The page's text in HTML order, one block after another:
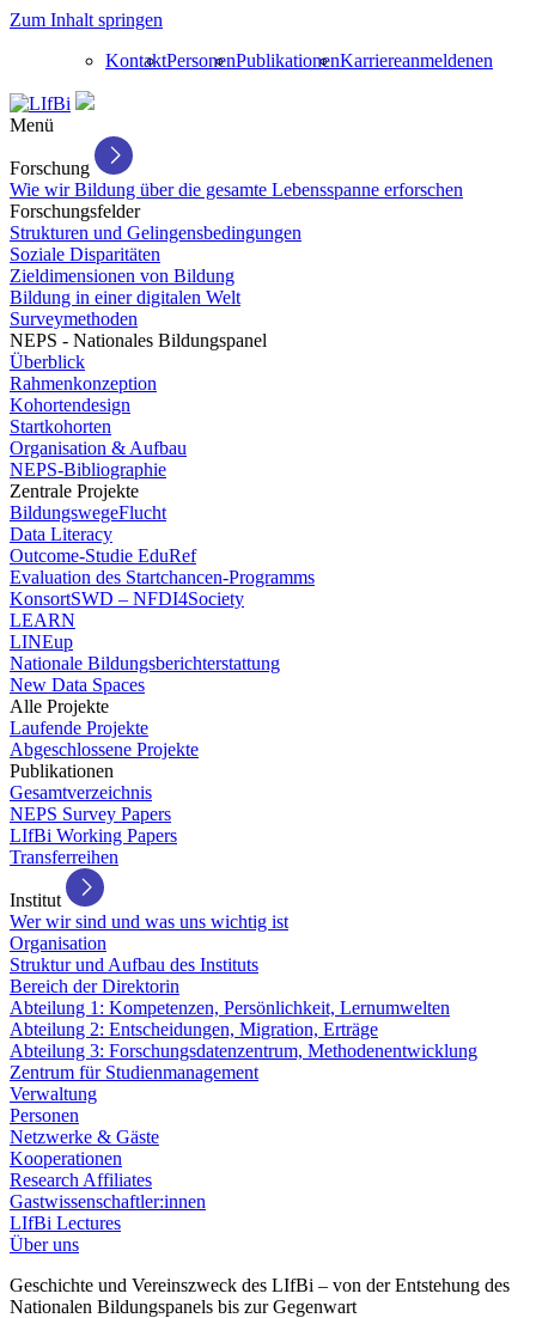
Zum Inhalt springen
KontaktPersonenPublikationenKarriereanmeldenen
Menü
Forschung
Wie wir Bildung über die gesamte Lebensspanne erforschen
Forschungsfelder
Strukturen und Gelingensbedingungen
Soziale Disparitäten
Zieldimensionen von Bildung
Bildung in einer digitalen Welt
Surveymethoden
NEPS - Nationales Bildungspanel
Überblick
Rahmenkonzeption
Kohortendesign
Startkohorten
Organisation & Aufbau
NEPS-Bibliographie
Zentrale Projekte
BildungswegeFlucht
Data Literacy
Outcome-Studie EduRef
Evaluation des Startchancen-Programms
KonsortSWD – NFDI4Society
LEARN
LINEup
Nationale Bildungsberichterstattung
New Data Spaces
Alle Projekte
Laufende Projekte
Abgeschlossene Projekte
Publikationen
Gesamtverzeichnis
NEPS Survey Papers
LIfBi Working Papers
Transferreihen
Institut
Wer wir sind und was uns wichtig ist
Organisation
Struktur und Aufbau des Instituts
Bereich der Direktorin
Abteilung 1: Kompetenzen, Persönlichkeit, Lernumwelten
Abteilung 2: Entscheidungen, Migration, Erträge
Abteilung 3: Forschungsdatenzentrum, Methodenentwicklung
Zentrum für Studienmanagement
Verwaltung
Personen
Netzwerke & Gäste
Kooperationen
Research Affiliates
Gastwissenschaftler:innen
LIfBi Lectures
Über uns
Geschichte und Vereinszweck des LIfBi – von der Entstehung des
Nationalen Bildungspanels bis zur Gegenwart